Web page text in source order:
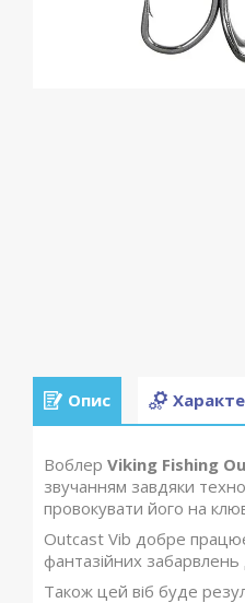
Опис
Воблер Viking Fishing
звучанням завдяки
провокувати його на
Outcast Vib добре
фантазійних
Також цей віб буде